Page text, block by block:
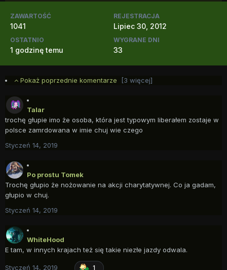
ZAWARTOŚĆ
1041
REJESTRACJA
Lipiec 30, 2012
OSTATNIO
1 godzinę temu
WYGRANE DNI
33
Pokaż poprzednie komentarze [3 więcej]
Talar
trochę głupie imo że osoba, która jest typowym liberałem zostaje w
polsce zamrdowana w imie chuj wie czego
Styczeń 14, 2019
Po prostu Tomek
Trochę głupio że nożowanie na akcji charytatywnej. Co ja gadam,
głupio w chuj.
Styczeń 14, 2019
WhiteHood
E tam, w innych krajach też się takie niezłe jazdy odwala.
Styczeń 14, 2019 1